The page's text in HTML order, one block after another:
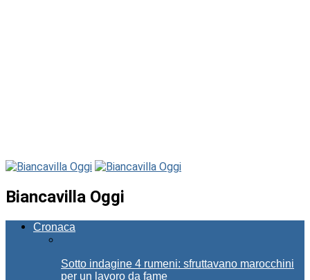
Biancavilla Oggi
Cronaca
Sotto indagine 4 rumeni: sfruttavano marocchini
per un lavoro da fame